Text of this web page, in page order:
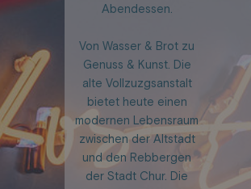
Abendessen.
Von Wasser & Brot zu
Genuss & Kunst. Die
alte Vollzuzgsanstalt
bietet heute einen
modernen Lebensraum
zwischen der Altstadt
und den Rebbergen
der Stadt Chur. Die